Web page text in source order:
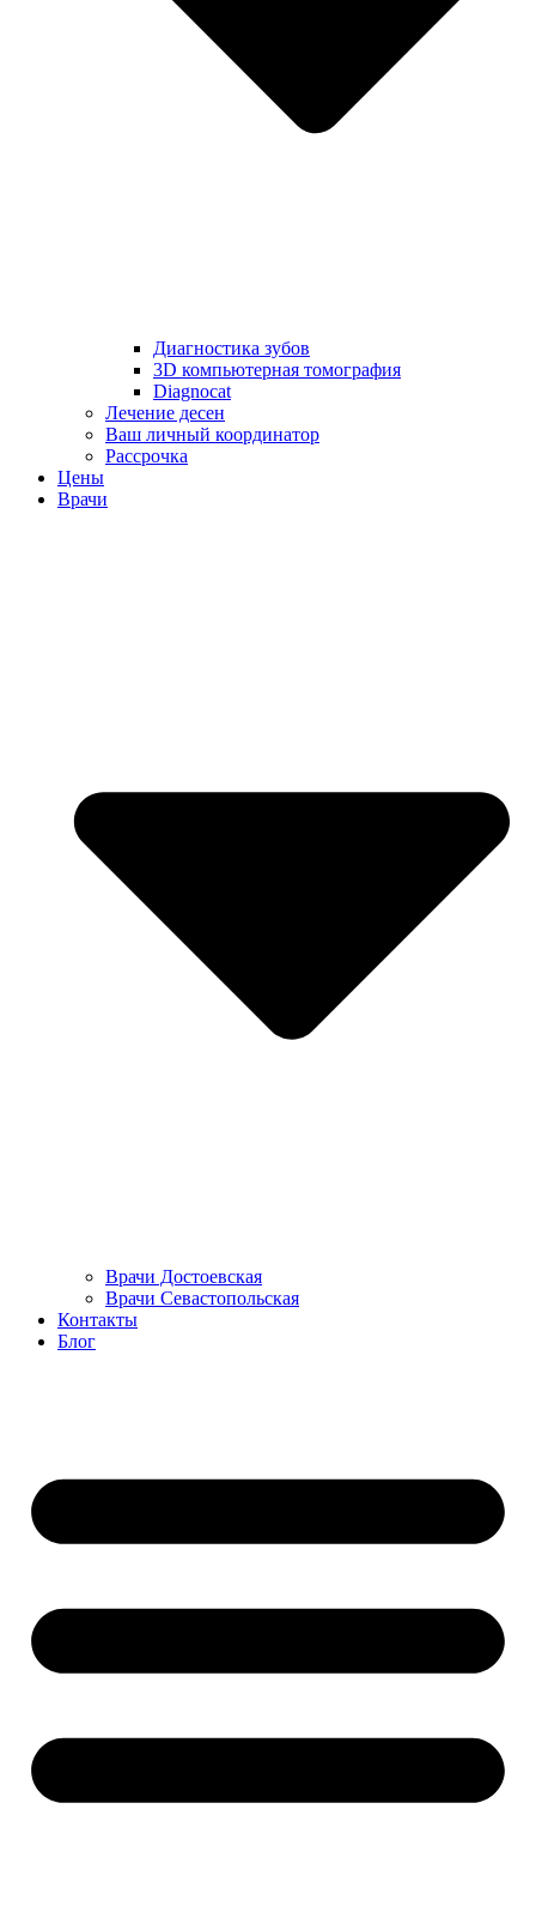
Диагностика зубов
3D компьютерная томография
Diagnocat
Лечение десен
Ваш личный координатор
Рассрочка
Цены
Врачи
Врачи Достоевская
Врачи Севастопольская
Контакты
Блог